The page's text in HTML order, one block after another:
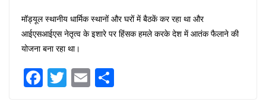
मॉड्यूल स्थानीय धार्मिक स्थानों और घरों में बैठकें कर रहा था और
आईएसआईएस नेतृत्व के इशारे पर हिंसक हमले करके देश में आतंक फैलाने की
योजना बना रहा था।
F T E